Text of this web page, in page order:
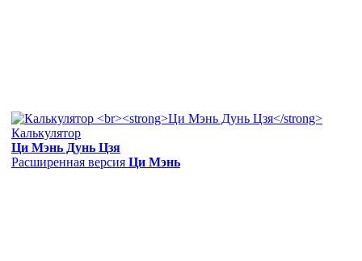
Калькулятор
Ци Мэнь Дунь Цзя
Расширенная версия Ци Мэнь